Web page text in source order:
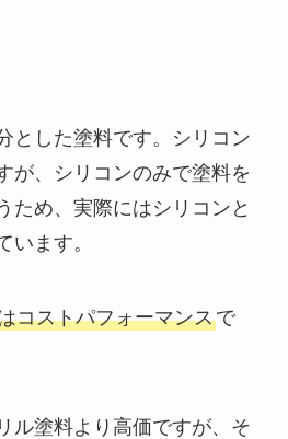
とした塗料です。シリコン
が、シリコンのみで塗料を
ため、実際にはシリコンと
います。
コストパフォーマンスで
ル塗料より高価ですが、そ